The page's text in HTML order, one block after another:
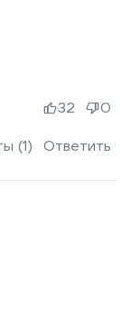
(1) Ответить
32 0